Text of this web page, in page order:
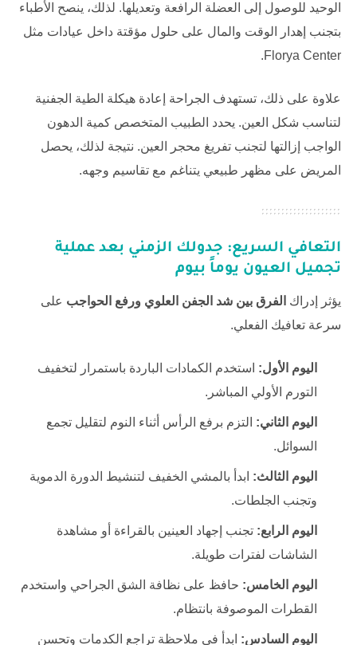
الوحيد للوصول إلى العضلة الرافعة وتعديلها. لذلك، ينصح الأطباء
بتجنب إهدار الوقت والمال على حلول مؤقتة داخل عيادات مثل
Florya Center
.
علاوة على ذلك، تستهدف الجراحة إعادة هيكلة الطية الجفنية
لتناسب شكل العين. يحدد الطبيب المتخصص كمية الدهون
الواجب إزالتها لتجنب تفريغ محجر العين. نتيجة لذلك، يحصل
المريض على مظهر طبيعي يتناغم مع تقاسيم وجهه.
التعافي السريع: جدولك الزمني بعد عملية
تجميل العيون يوماً بيوم
يؤثر إدراك الفرق بين شد الجفن العلوي ورفع الحواجب على
سرعة تعافيك الفعلي.
اليوم الأول: استخدم الكمادات الباردة باستمرار لتخفيف
التورم الأولي المباشر.
اليوم الثاني: التزم برفع الرأس أثناء النوم لتقليل تجمع
السوائل.
اليوم الثالث: ابدأ بالمشي الخفيف لتنشيط الدورة الدموية
وتجنب الجلطات.
اليوم الرابع: تجنب إجهاد العينين بالقراءة أو مشاهدة
الشاشات لفترات طويلة.
اليوم الخامس: حافظ على نظافة الشق الجراحي واستخدم
القطرات الموصوفة بانتظام.
اليوم السادس: ابدأ في ملاحظة تراجع الكدمات وتحسن